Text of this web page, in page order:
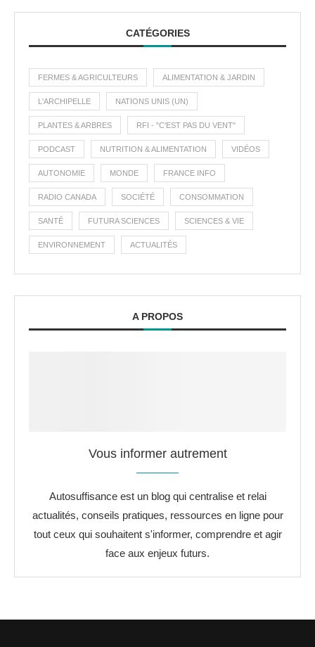
CATÉGORIES
FERMES & AGRICULTEURS ALIMENTATION & JARDIN
L'ARCHIPELLE NATIONS UNIS (UN)
PLANTES & ARBRES RFI - "C'EST PAS DU VENT"
PODCAST NUTRITION & ALIMENTATION VIDÉOS
AUTONOMIE MONDE FRANCE INFO
RADIO CANADA SOCIÉTÉ CONSOMMATION
SANTÉ FUTURA SCIENCES SCIENCES & VIE
ENVIRONNEMENT ACTUALITÉS
A PROPOS
Vous informer autrement
Autosuffisance est un blog qui centralise et relai
actualités, conseils pratiques, ressources en ligne pour
tout ceux qui souhaitent s'informer, comprendre et agir
face aux enjeux futurs.